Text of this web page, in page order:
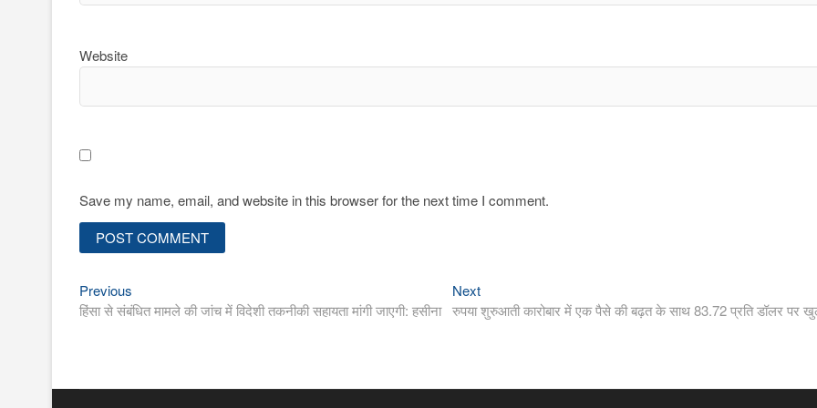
Website
Save my name, email, and website in this browser for the next time I comment.
Post
navigation
Previous
post:
हिंसा से संबंधित मामले की जांच में विदेशी तकनीकी सहायता मांगी जाएगी: हसीना
NextNext
post:
रुपया शुरुआती कारोबार में एक पैसे की बढ़त के साथ 83.72 प्रति डॉलर पर